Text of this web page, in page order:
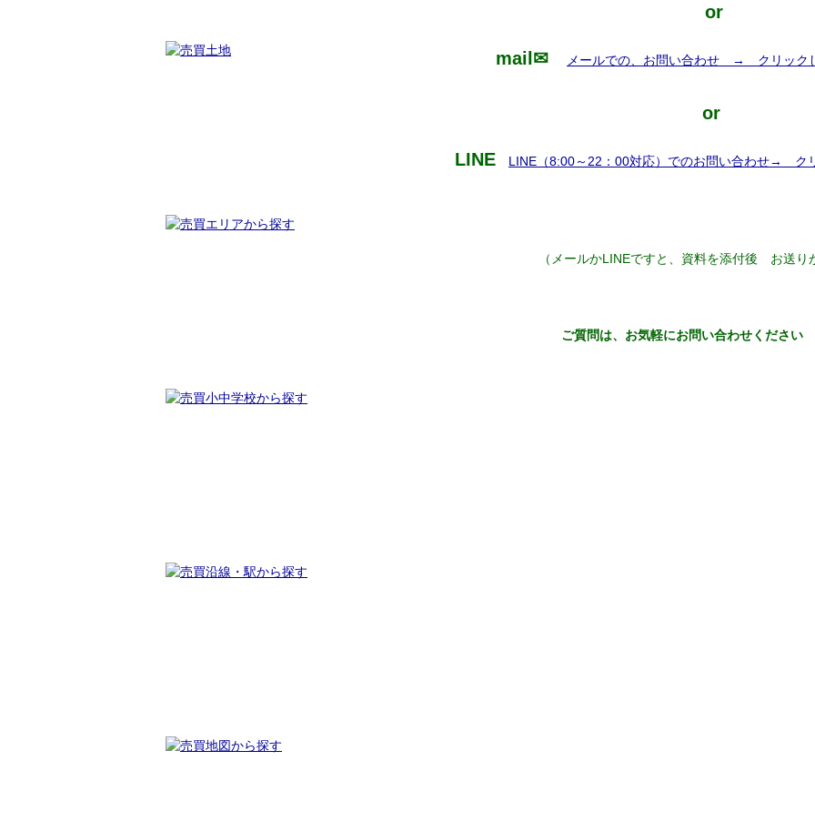
or
mail✉ メールでの、お問い合わせ → クリック
or
LINE LINE（8:00～22：00対応）でのお問い合わせ→ ク
（メールかLINEですと、資料を添付後 お送り
ご質問は、お気軽にお問い合わせくださ